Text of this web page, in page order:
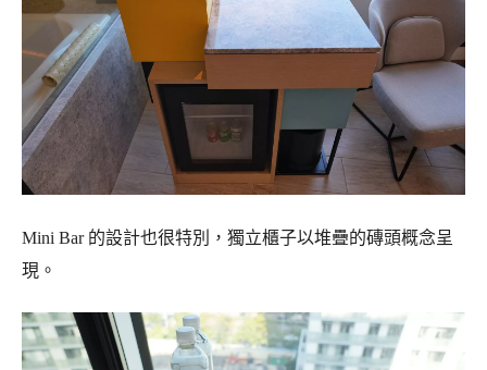
Mini Bar 的設計也很特別，獨立櫃子以堆疊的磚頭概念呈
現。